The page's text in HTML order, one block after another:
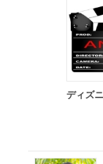
ディズ